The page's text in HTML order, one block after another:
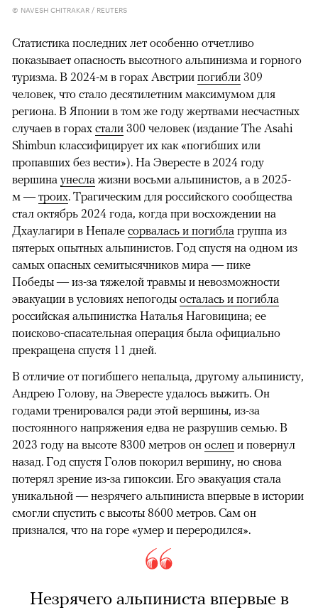
© NAVESH CHITRAKAR / REUTERS
Статистика последних лет особенно отчетливо
показывает опасность высотного альпинизма и горного
туризма. В 2024-м в горах Австрии погибли 309
человек, что стало десятилетним максимумом для
региона. В Японии в том же году жертвами несчастных
случаев в горах стали 300 человек (издание The Asahi
Shimbun классифицирует их как «погибших или
пропавших без вести»). На Эвересте в 2024 году
вершина унесла жизни восьми альпинистов, а в 2025-
м — троих. Трагическим для российского сообщества
стал октябрь 2024 года, когда при восхождении на
Дхаулагири в Непале сорвалась и погибла группа из
пятерых опытных альпинистов. Год спустя на одном из
самых опасных семитысячников мира — пике
Победы — из-за тяжелой травмы и невозможности
эвакуации в условиях непогоды осталась и погибла
российская альпинистка Наталья Наговицина; ее
поисково-спасательная операция была официально
прекращена спустя 11 дней.
В отличие от погибшего непальца, другому альпинисту,
Андрею Голову, на Эвересте удалось выжить. Он
годами тренировался ради этой вершины, из-за
постоянного напряжения едва не разрушив семью. В
2023 году на высоте 8300 метров он ослеп и повернул
назад. Год спустя Голов покорил вершину, но снова
потерял зрение из-за гипоксии. Его эвакуация стала
уникальной — незрячего альпиниста впервые в истории
смогли спустить с высоты 8600 метров. Сам он
признался, что на горе «умер и переродился».
Незрячего альпиниста впервые в